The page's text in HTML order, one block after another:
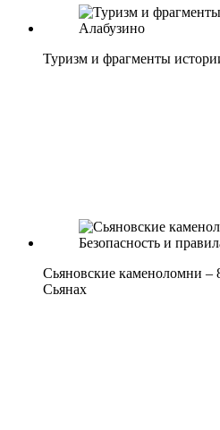
Туризм и фрагменты
Сьяновские каменоломни –
Сьянах